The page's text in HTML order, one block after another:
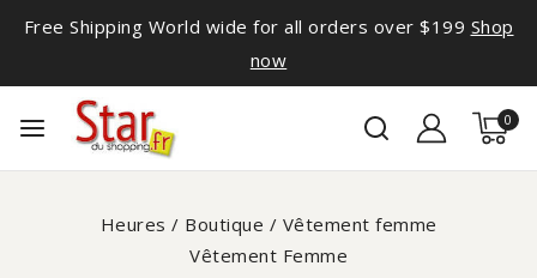
Free Shipping World wide for all orders over $199 Shop
now
0
Heures / Boutique / Vêtement femme
Vêtement Femme